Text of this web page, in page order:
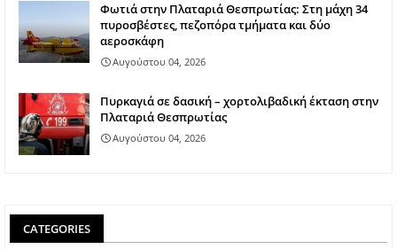
Φωτιά στην Πλαταριά Θεσπρωτίας: Στη μάχη 34
πυροσβέστες, πεζοπόρα τμήματα και δύο
αεροσκάφη
Αυγούστου 04, 2026
Πυρκαγιά σε δασική – χορτολιβαδική έκταση στην
Πλαταριά Θεσπρωτίας
Αυγούστου 04, 2026
CATEGORIES